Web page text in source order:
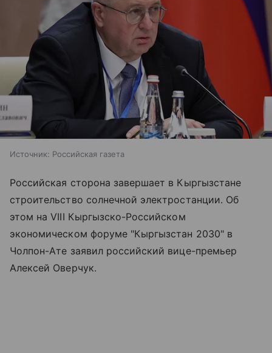
Источник: Российская газета
Российская сторона завершает в Кыргызстане
строительство солнечной электростанции. Об
этом на VIII Кыргызско-Российском
экономическом форуме "Кыргызстан 2030" в
Чолпон-Ате заявил российский вице-премьер
Алексей Оверчук.